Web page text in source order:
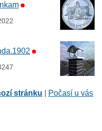
stránku Počasí u vás